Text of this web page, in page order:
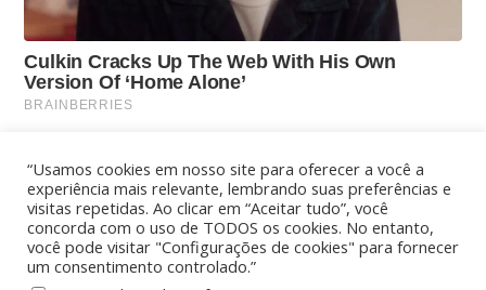
“Usamos cookies em nosso site para oferecer a você a
experiência mais relevante, lembrando suas preferências e
visitas repetidas. Ao clicar em “Aceitar tudo”, você
concorda com o uso de TODOS os cookies. No entanto,
você pode visitar "Configurações de cookies" para fornecer
um consentimento controlado.”